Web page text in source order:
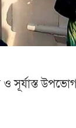
ও সূর্যাস্ত